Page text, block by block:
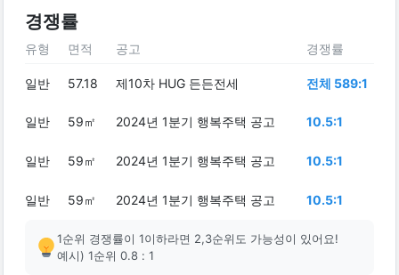
경쟁률
유형 면적 공고 경쟁률
일반 57.18 제10차 HUG 든든전세 전체 589:1
일반 59㎡ 2024년 1분기 행복주택 공고 10.5:1
일반 59㎡ 2024년 1분기 행복주택 공고 10.5:1
일반 59㎡ 2024년 1분기 행복주택 공고 10.5:1
1순위 경쟁률이 1이하라면 2,3순위도 가능성이 있어요!
예시) 1순위 0.8 : 1